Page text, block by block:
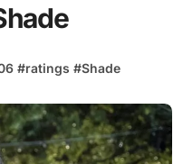
#ratings #Shade